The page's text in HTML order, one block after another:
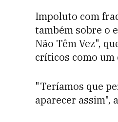
Impoluto com
também sobre o
Não Têm Vez",
críticos como um
"Teríamos que
aparecer assim",